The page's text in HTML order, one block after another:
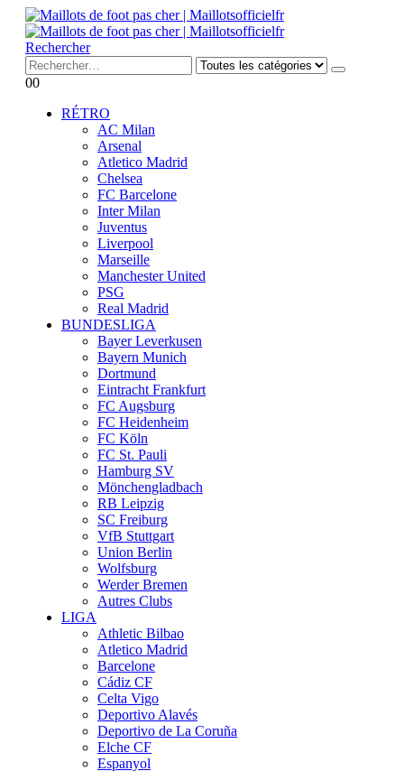
Rechercher
00
RÉTRO
AC Milan
Arsenal
Atletico Madrid
Chelsea
FC Barcelone
Inter Milan
Juventus
Liverpool
Marseille
Manchester United
PSG
Real Madrid
BUNDESLIGA
Bayer Leverkusen
Bayern Munich
Dortmund
Eintracht Frankfurt
FC Augsburg
FC Heidenheim
FC Köln
FC St. Pauli
Hamburg SV
Mönchengladbach
RB Leipzig
SC Freiburg
VfB Stuttgart
Union Berlin
Wolfsburg
Werder Bremen
Autres Clubs
LIGA
Athletic Bilbao
Atletico Madrid
Barcelone
Cádiz CF
Celta Vigo
Deportivo Alavés
Deportivo de La Coruña
Elche CF
Espanyol